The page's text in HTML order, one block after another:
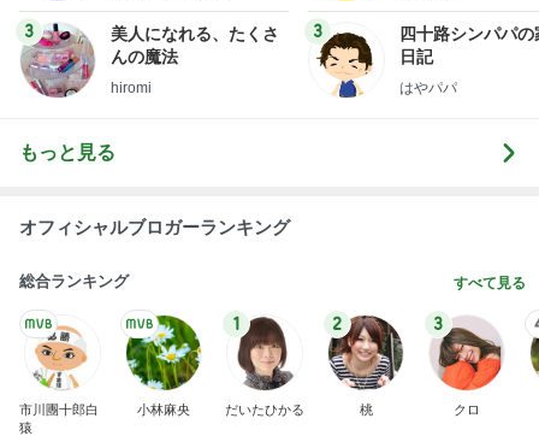
3
美人になれる、たくさ
んの魔法
hiromi
3
四十路シンパパの
日記
はやパパ
もっと見る
オフィシャルブロガーランキング
総合ランキング すべて見る
市川團十郎白
猿
小林麻央
1
だいたひかる
2
桃
3
クロ